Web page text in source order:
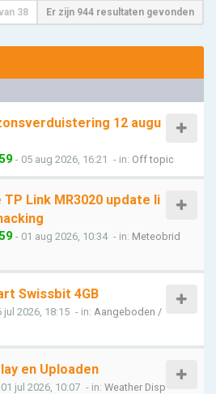
38 Er zijn 944 resultaten gevonden
12 augu
- 05 aug 2026, 16:21 - in: Off topic
Link MR3020 update li
- 01 aug 2026, 10:34 - in: Meteobrid
Swissbit 4GB
jul 2026, 18:15 - in: Aangeboden /
en Uploaden
jul 2026, 10:07 - in: Weather Disp